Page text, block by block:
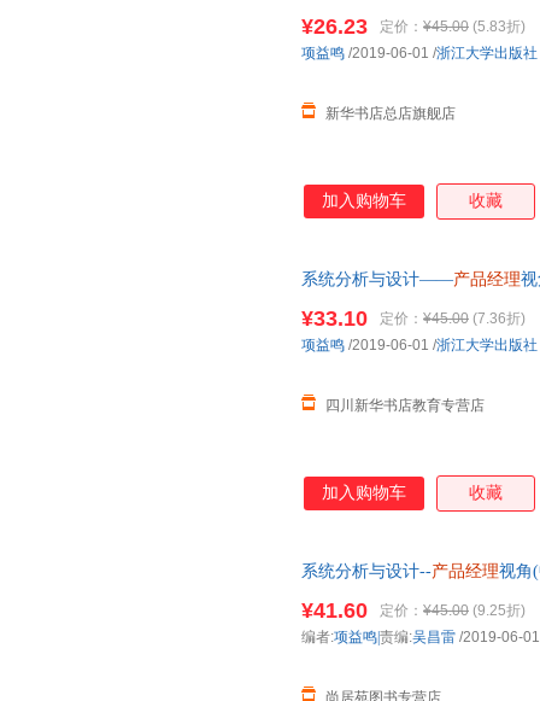
13284178503
¥26.23 定价： ¥45.00 (5.83折)
新华书店总店旗舰店
项益鸣 /2019-06-01 /浙江大学出版社
加入购物车 收藏
系统分析与设计——产品经理
¥33.10 定价： ¥45.00 (7.36折)
四川新华书店教育专营店
项益鸣 /2019-06-01 /浙江大学出版社
加入购物车 收藏
系统分析与设计--产品经理视角
¥41.60 定价： ¥45.00 (9.25折)
尚居苑图书专营店
编者:项益鸣|责编:吴昌雷 /2019-06-01